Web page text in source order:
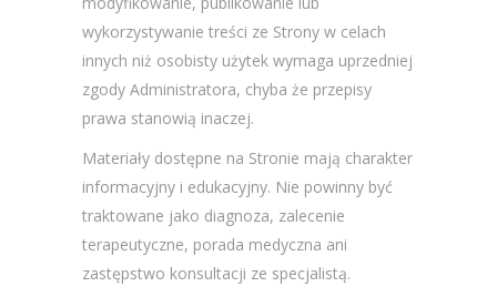
wykorzystywanie treści ze Strony w celach
innych niż osobisty użytek wymaga uprzedniej
zgody Administratora, chyba że przepisy
prawa stanowią inaczej.
Materiały dostępne na Stronie mają charakter
informacyjny i edukacyjny. Nie powinny być
traktowane jako diagnoza, zalecenie
terapeutyczne, porada medyczna ani
zastępstwo konsultacji ze specjalistą.